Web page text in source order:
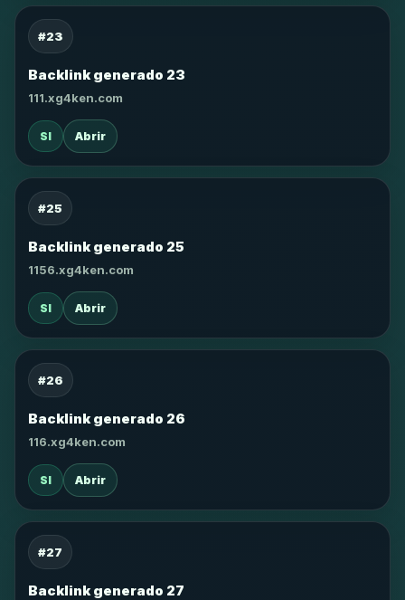
#23
Backlink generado 23
111.xg4ken.com
SI Abrir
#25
Backlink generado 25
1156.xg4ken.com
SI Abrir
#26
Backlink generado 26
116.xg4ken.com
SI Abrir
#27
Backlink generado 27